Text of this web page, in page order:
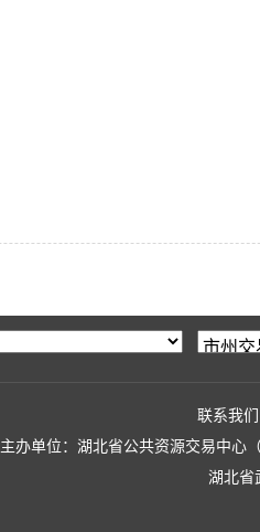
联系我们
主办单位：湖北省公共资源交易中心
湖北省